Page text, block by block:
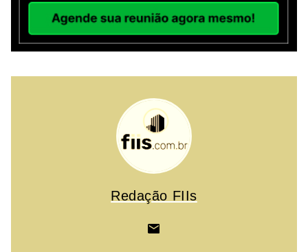
Redação FIIs